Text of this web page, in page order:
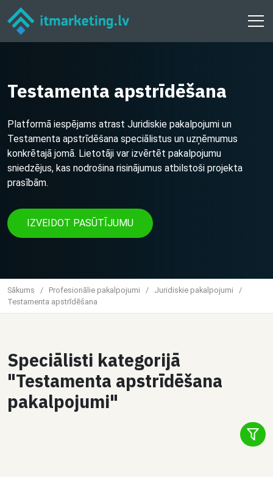
Testamenta apstrīdēšana
Platformā iespējams atrast Juridiskie pakalpojumi un
Testamenta apstrīdēšana speciālistus un uzņēmumus
konkrētajā jomā. Lietotāji var izvērtēt pakalpojumu
sniedzējus, kas nodrošina risinājumus atbilstoši projekta
prasībām.
IZVEIDOT PASŪTĪJUMU
Sākums / Profesionālie pakalpojumi / Juridiskie pakalpojumi
/
Testamenta apstrīdēšana
Speciālisti kategorijā
"Testamenta apstrīdēšana
pakalpojumi"